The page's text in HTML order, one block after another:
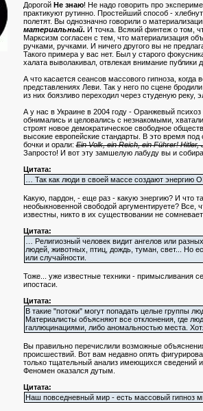
Дорогой Не знаю! Не надо говорить про
практикуют рутинно. Простейший способ -
полетят. Вы однозначно говорили о
материальный. И точка. Всякий финтеж о том,
Марксизм согласен с тем, что материализация
ручками, ручками. И ничего другого вы не
Такого примера у вас нет. Был у старого
халата выволакивал, отвлекая внимание публики
А что касается сеансов массового гипноза,
представлениях Леви. Так у него по сцене
из них боязливо переходил через студеную реку,
А у нас в Украине в 2004 году - Оранжевый
обнимались и целовались с незнакомыми,
строят новое демократическое свободное
высокие европейские стандарты. В это время
бочки и орали:Ein Volk, ein Reich, ein Führer! Hitler,
Запросто! И вот эту замшелую лабуду вы и
Цитата:
… Так как люди в своей массе создают
Какую, пардон, - еще раз - какую энергию? И что
необыкновенной свободой аргументируете?
известны, никто в их существовании не
Цитата:
… Религиозный человек видит ангелов или
людей, животных, птиц, дождь, туман, свет... Но
или случайности.
Тоже... уже известные техники - примысливания
ипостаси.
Цитата:
В такие "потоки" могут попадать целые группы
Материалисты объясняют все отклонения, где
галлюцинациями, либо аномальностью места.
Вы правильно перечислили возможные
происшествий. Вот вам недавно опять
только тщательный анализ имеющихся сведений
Феномен оказался дутым.
Цитата:
Наш повседневный мир - есть массовый гипноз